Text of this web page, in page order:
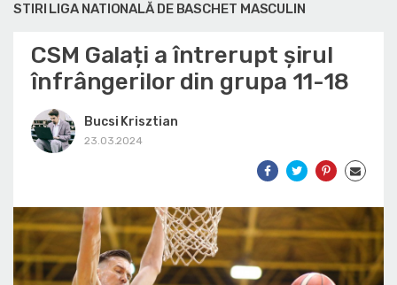
STIRI LIGA NATIONALĂ DE BASCHET MASCULIN
CSM Galați a întrerupt șirul
înfrângerilor din grupa 11-18
Bucsi Krisztian
23.03.2024